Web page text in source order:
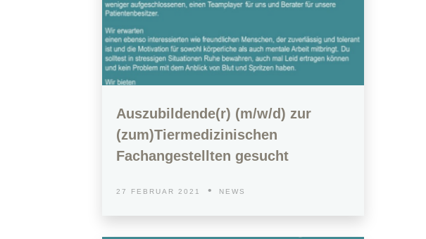
Auszubildende(r) (m/w/d) zur
(zum)Tiermedizinischen
Fachangestellten gesucht
27 FEBRUAR 2021 NEWS